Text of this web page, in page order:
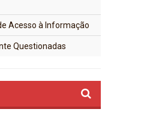
Acesso à Informação
Questionadas